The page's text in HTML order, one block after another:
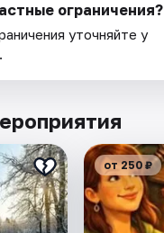
ограничения?
уточняйте у
от 250 ₽